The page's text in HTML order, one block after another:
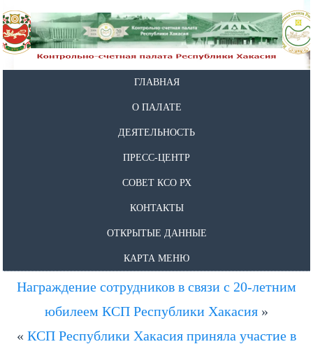
ГЛАВНАЯ
О ПАЛАТЕ
ДЕЯТЕЛЬНОСТЬ
ПРЕСС-ЦЕНТР
СОВЕТ КСО РХ
КОНТАКТЫ
ОТКРЫТЫЕ ДАННЫЕ
КАРТА МЕНЮ
Награждение сотрудников в связи с 20-летним
юбилеем КСП Республики Хакасия »
« КСП Республики Хакасия приняла участие в